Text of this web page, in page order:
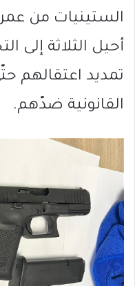
الستينيات من
أحيل الثلاثة إلى
تمديد اعتقالهم
القانونية ضدّهم.